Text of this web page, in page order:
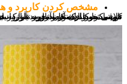
مشخص کردن کاربرد و
فرقی نمیکند که قصد خرید آباژور چوبی را داشته باشید و یا نمونه های کلاسیک و فلزی آن، آباژور قرار است علاوه بر ایفا کردن نقش زیبایی و تزیینی خود باید نور و زاویه مورد نیاز را در پرتاب نور و همچنین مقدار نور تامینی را برای مکان مورد نیاز که عمدتا فضای اتاق خواب و در کنار تخت می باشد را داشته باشد.